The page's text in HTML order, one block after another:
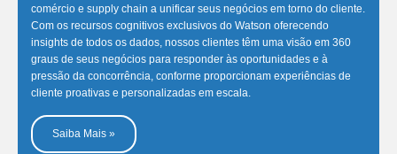
comércio e supply chain a unificar seus negócios em torno do cliente.
Com os recursos cognitivos exclusivos do Watson oferecendo
insights de todos os dados, nossos clientes têm uma visão em 360
graus de seus negócios para responder às oportunidades e à
pressão da concorrência, conforme proporcionam experiências de
cliente proativas e personalizadas em escala.
Saiba Mais »